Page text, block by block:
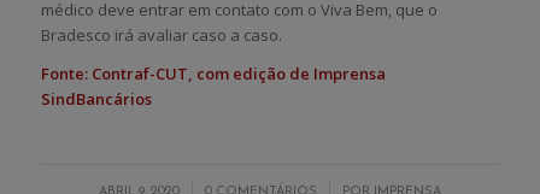
médico deve entrar em contato com o Viva Bem, que o
Bradesco irá avaliar caso a caso.
Fonte: Contraf-CUT, com edição de Imprensa
SindBancários